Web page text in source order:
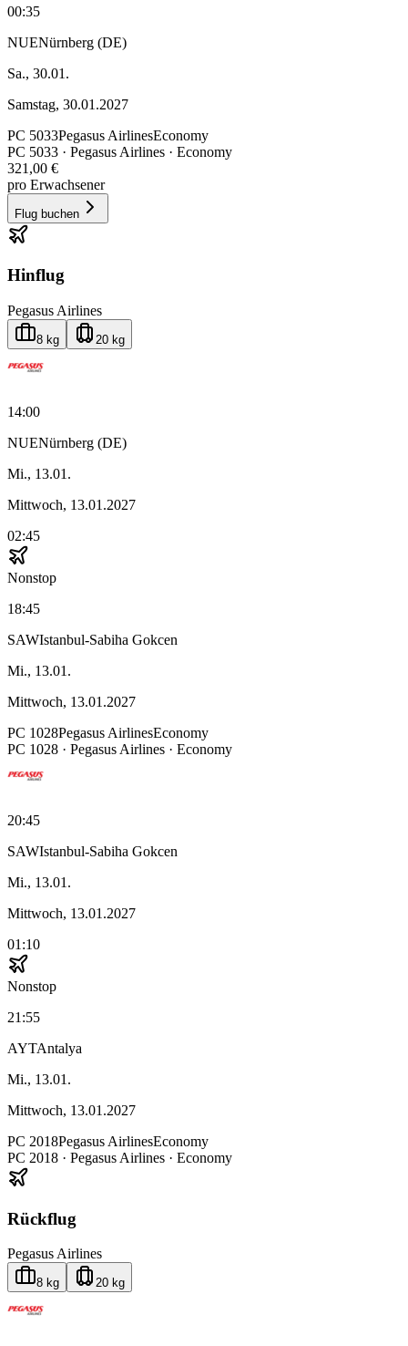
00:35
NUENürnberg (DE)
Sa., 30.01.
Samstag, 30.01.2027
PC 5033Pegasus AirlinesEconomy
PC 5033 · Pegasus Airlines · Economy
321,00 €
pro Erwachsener
Flug buchen
Hinflug
Pegasus Airlines
8 kg 20 kg
14:00
NUENürnberg (DE)
Mi., 13.01.
Mittwoch, 13.01.2027
02:45
Nonstop
18:45
SAWIstanbul-Sabiha Gokcen
Mi., 13.01.
Mittwoch, 13.01.2027
PC 1028Pegasus AirlinesEconomy
PC 1028 · Pegasus Airlines · Economy
20:45
SAWIstanbul-Sabiha Gokcen
Mi., 13.01.
Mittwoch, 13.01.2027
01:10
Nonstop
21:55
AYTAntalya
Mi., 13.01.
Mittwoch, 13.01.2027
PC 2018Pegasus AirlinesEconomy
PC 2018 · Pegasus Airlines · Economy
Rückflug
Pegasus Airlines
8 kg 20 kg